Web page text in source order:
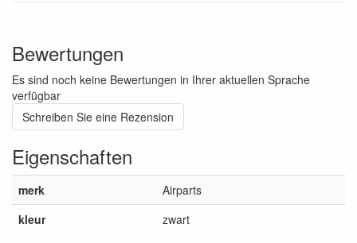
Bewertungen
Es sind noch keine Bewertungen in Ihrer aktuellen Sprache
verfügbar
Schreiben Sie eine Rezension
Eigenschaften
merk
Airparts
kleur
zwart